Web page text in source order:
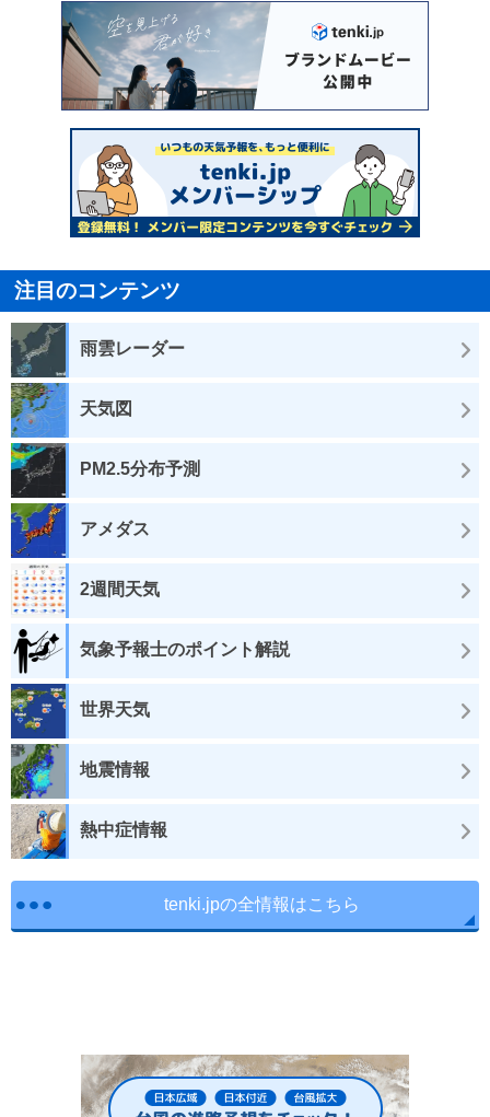
注目のコンテンツ
雨雲レーダー
天気図
PM2.5分布予測
アメダス
2週間天気
気象予報士のポイント解説
世界天気
地震情報
熱中症情報
tenki.jpの全情報はこちら